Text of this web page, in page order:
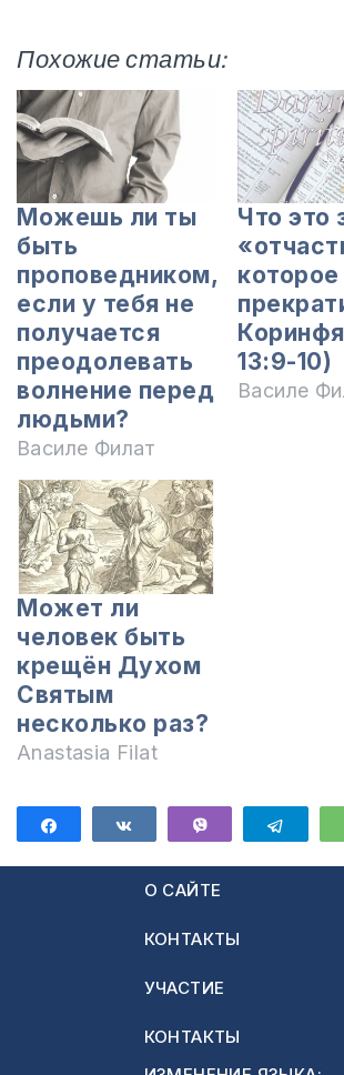
Похожие статьи:
Можешь ли ты
быть
проповедником,
если у тебя не
получается
преодолевать
волнение перед
людьми?
Василе Филат
Что это
которое
13:9-10)
Василе
Может ли
человек быть
крещён Духом
Святым
несколько раз?
Anastasia Filat
ПоделитьсяПоделиться
О САЙТЕ
КОНТАКТЫ
УЧАСТИЕ
КОНТАКТЫ